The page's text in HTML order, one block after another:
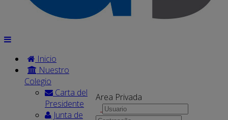
Area Privada
Inicio
Nuestro
Colegio
Carta del
Presidente
Junta de